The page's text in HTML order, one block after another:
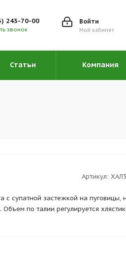
Войти
Мой кабинет
243-70-00
звонок
Статьи Компания
Артикул:
с супатной застежкой на
по талии регулируется